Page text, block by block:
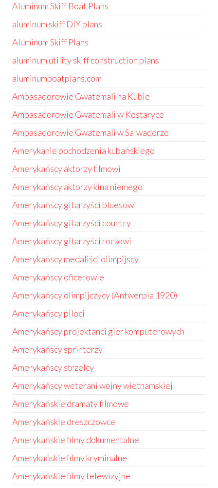
Aluminum Skiff Boat Plans
aluminum skiff DIY plans
Aluminum Skiff Plans
aluminum utility skiff construction plans
aluminumboatplans.com
Ambasadorowie Gwatemali na Kubie
Ambasadorowie Gwatemali w Kostaryce
Ambasadorowie Gwatemali w Salwadorze
Amerykanie pochodzenia kubańskiego
Amerykańscy aktorzy filmowi
Amerykańscy aktorzy kina niemego
Amerykańscy gitarzyści bluesowi
Amerykańscy gitarzyści country
Amerykańscy gitarzyści rockowi
Amerykańscy medaliści olimpijscy
Amerykańscy oficerowie
Amerykańscy olimpijczycy (Antwerpia 1920)
Amerykańscy piloci
Amerykańscy projektanci gier komputerowych
Amerykańscy sprinterzy
Amerykańscy strzelcy
Amerykańscy weterani wojny wietnamskiej
Amerykańskie dramaty filmowe
Amerykańskie dreszczowce
Amerykańskie filmy dokumentalne
Amerykańskie filmy kryminalne
Amerykańskie filmy telewizyjne